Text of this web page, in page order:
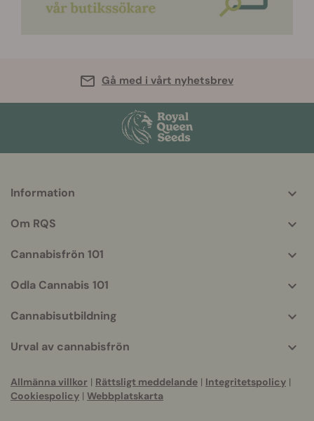
Gå med i vårt nyhetsbrev
info
Information
Om RQS
Cannabisfrön 101
Odla Cannabis 101
Cannabisutbildning
Urval av cannabisfrön
Allmänna villkor | Rättsligt meddelande | Integritetspolicy |
Cookiespolicy | Webbplatskarta